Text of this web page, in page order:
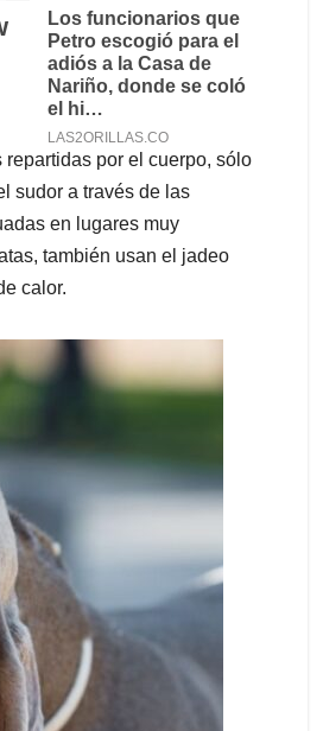
por el cuerpo, sólo
sudor a través de las
en lugares muy
también usan el jadeo
calor.